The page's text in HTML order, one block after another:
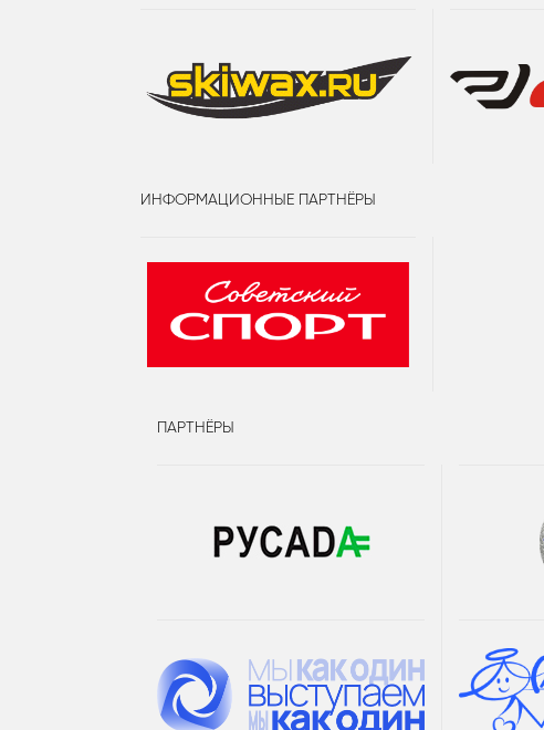
ИНФОРМАЦИОННЫЕ ПАРТНЁРЫ
ПАРТНЁРЫ